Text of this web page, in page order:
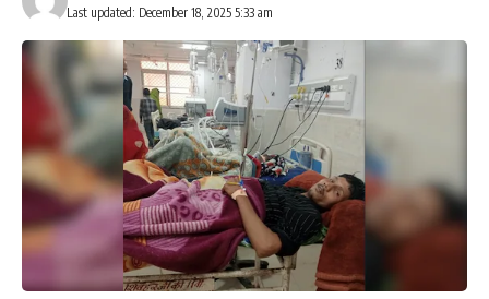
Last updated: December 18, 2025 5:33 am